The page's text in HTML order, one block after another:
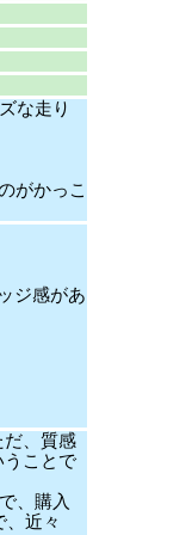
な走り
がかっこ
ジ感があ
、質感
ことで
、購入
、近々